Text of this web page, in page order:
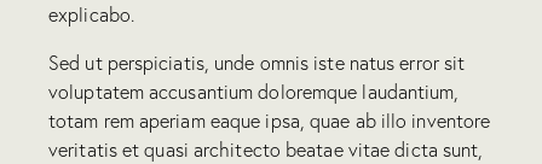
explicabo.
Sed ut perspiciatis, unde omnis iste natus error sit
voluptatem accusantium doloremque laudantium,
totam rem aperiam eaque ipsa, quae ab illo inventore
veritatis et quasi architecto beatae vitae dicta sunt,